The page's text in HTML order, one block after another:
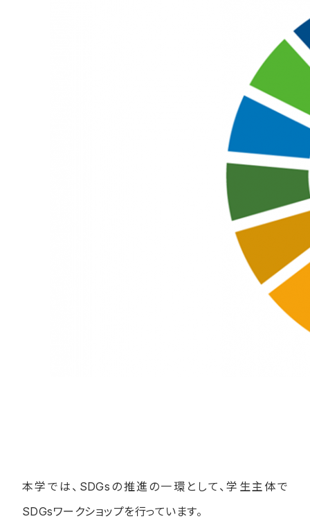
本学では、 SDGs の推進の一環として、学生主体で
SDGsワークショップを行っています。